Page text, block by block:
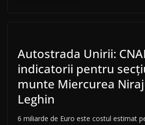
Autostrada Unirii:
indicatorii pentru
munte Miercurea
Leghin
6 miliarde de Euro este costul estimat